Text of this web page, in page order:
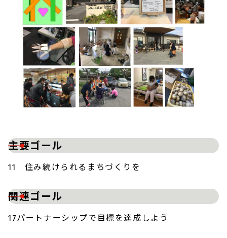
主要ゴール
11 住み続けられるまちづくりを
関連ゴール
17パートナーシップで目標を達成しよう